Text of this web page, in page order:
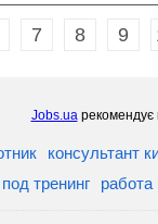
7 8 9
Jobs.uaрекомендує
консультант
тренинг работа